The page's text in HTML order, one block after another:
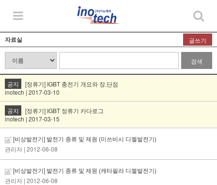
자료실 글쓰기
검색
공지
[정류기] IGBT 충전기 개요와 장,단점
inotech | 2017-03-10
공지
[정류기] IGBT 정류기 카다로그
inotech | 2017-03-15
[비상발전기] 발전기 종류 및 제원 (미쓰비시 디젤발전기)
관리자 | 2012-06-08
[비상발전기] 발전기 종류 및 제원 (캐타필라 디젤발전기)
관리자 | 2012-06-08